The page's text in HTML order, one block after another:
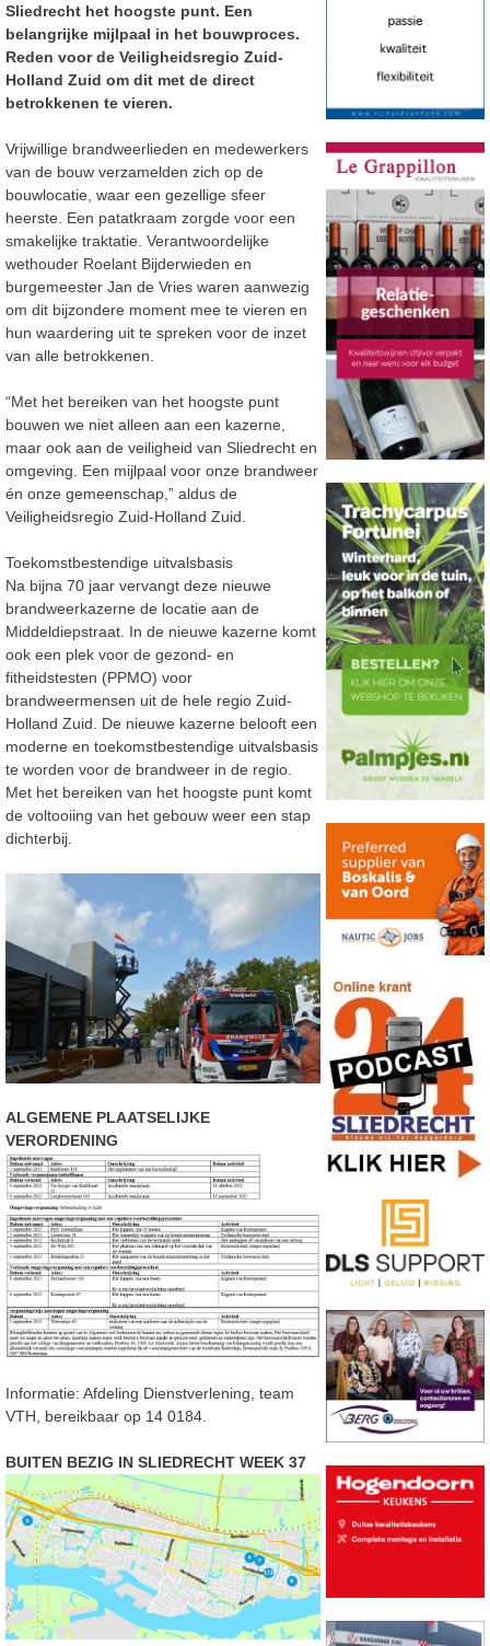
Sliedrecht het hoogste punt. Een
belangrijke mijlpaal in het bouwproces.
Reden voor de Veiligheidsregio Zuid-
Holland Zuid om dit met de direct
betrokkenen te vieren.
Vrijwillige brandweerlieden en medewerkers
van de bouw verzamelden zich op de
bouwlocatie, waar een gezellige sfeer
heerste. Een patatkraam zorgde voor een
smakelijke traktatie. Verantwoordelijke
wethouder Roelant Bijderwieden en
burgemeester Jan de Vries waren aanwezig
om dit bijzondere moment mee te vieren en
hun waardering uit te spreken voor de inzet
van alle betrokkenen.
“Met het bereiken van het hoogste punt
bouwen we niet alleen aan een kazerne,
maar ook aan de veiligheid van Sliedrecht en
omgeving. Een mijlpaal voor onze brandweer
én onze gemeenschap,” aldus de
Veiligheidsregio Zuid-Holland Zuid.
Toekomstbestendige uitvalsbasis
Na bijna 70 jaar vervangt deze nieuwe
brandweerkazerne de locatie aan de
Middeldiepstraat. In de nieuwe kazerne komt
ook een plek voor de gezond- en
fitheidstesten (PPMO) voor
brandweermensen uit de hele regio Zuid-
Holland Zuid. De nieuwe kazerne belooft een
moderne en toekomstbestendige uitvalsbasis
te worden voor de brandweer in de regio.
Met het bereiken van het hoogste punt komt
de voltooiing van het gebouw weer een stap
dichterbij.
ALGEMENE PLAATSELIJKE
VERORDENING
Informatie: Afdeling Dienstverlening, team
VTH, bereikbaar op 14 0184.
BUITEN BEZIG IN SLIEDRECHT WEEK 37